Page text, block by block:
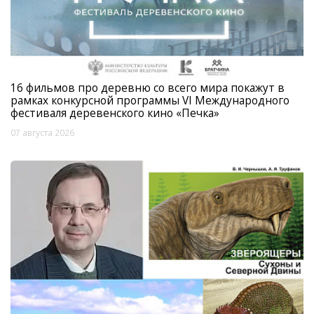
16 фильмов про деревню со всего мира покажут в
рамках конкурсной программы VI Международного
фестиваля деревенского кино «Печка»
07 августа 2026